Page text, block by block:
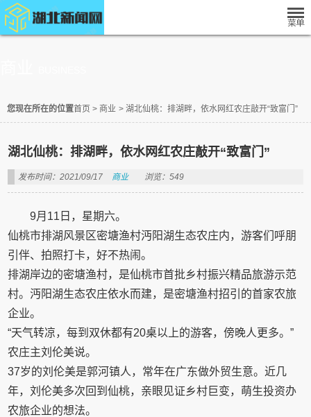
您现在所在的位置首页 > 商业 > 湖北仙桃：排湖畔，依水网红农庄敲开“致富门”
湖北仙桃：排湖畔，依水网红农庄敲开“致富门”
发布时间：2021/09/17 商业 浏览：549
9月11日，星期六。
仙桃市排湖风景区密塘渔村沔阳湖生态农庄内，游客们呼朋
引伴、拍照打卡，好不热闹。
排湖岸边的密塘渔村，是仙桃市首批乡村振兴精品旅游示范
村。沔阳湖生态农庄依水而建，是密塘渔村招引的首家农旅
企业。
“天气转凉，每到双休都有20桌以上的游客，傍晚人更多。”
农庄主刘伦美说。
37岁的刘伦美是郭河镇人，常年在广东做外贸生意。近几
年，刘伦美多次回到仙桃，亲眼见证乡村巨变，萌生投资办
农旅企业的想法。